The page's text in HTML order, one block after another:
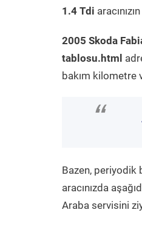
1.4 Tdi
2005 Skoda
tablosu.html
bakım kilometre
“
Bazen, periyodik
aracınızda
Araba servisini